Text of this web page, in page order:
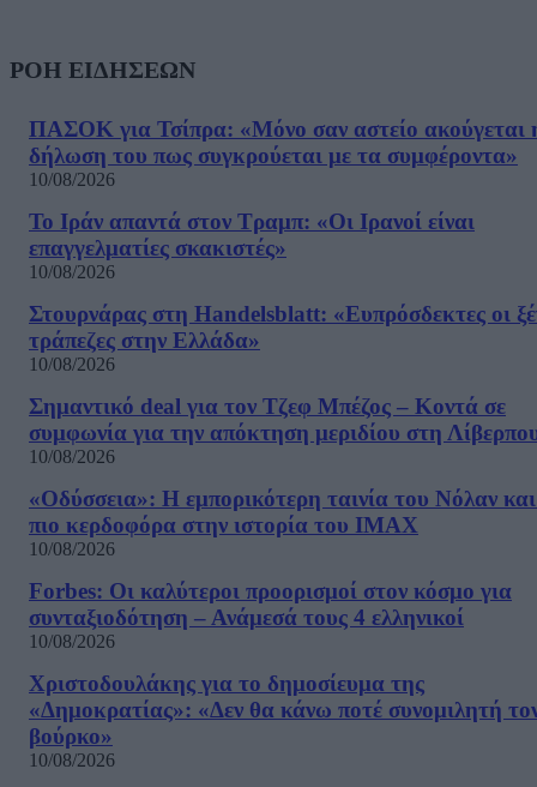
ΡΟΗ ΕΙΔΗΣΕΩΝ
ΠΑΣΟΚ για Τσίπρα: «Μόνο σαν αστείο ακούγεται
δήλωση του πως συγκρούεται με τα συμφέροντα»
10/08/2026
Το Ιράν απαντά στον Τραμπ: «Οι Ιρανοί είναι
επαγγελματίες σκακιστές»
10/08/2026
Στουρνάρας στη Handelsblatt: «Ευπρόσδεκτες οι
τράπεζες στην Ελλάδα»
10/08/2026
Σημαντικό deal για τον Τζεφ Μπέζος – Κοντά σε
συμφωνία για την απόκτηση μεριδίου στη
10/08/2026
«Οδύσσεια»: Η εμπορικότερη ταινία του Νόλαν
πιο κερδοφόρα στην ιστορία του IMAX
10/08/2026
Forbes: Οι καλύτεροι προορισμοί στον κόσμο για
συνταξιοδότηση – Ανάμεσά τους 4 ελληνικοί
10/08/2026
Χριστοδουλάκης για το δημοσίευμα της
«Δημοκρατίας»: «Δεν θα κάνω ποτέ συνομιλητή
βούρκο»
10/08/2026